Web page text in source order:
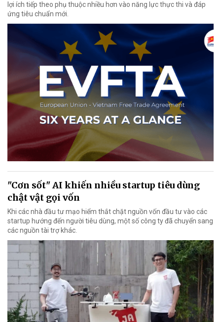
lợi ích tiếp theo phụ thuộc nhiều hơn vào năng lực thực thi và đáp
ứng tiêu chuẩn mới.
"Cơn sốt" AI khiến nhiều startup tiêu dùng
chật vật gọi vốn
Khi các nhà đầu tư mạo hiểm thắt chặt nguồn vốn đầu tư vào các
startup hướng đến người tiêu dùng, một số công ty đã chuyển sang
các nguồn tài trợ khác.